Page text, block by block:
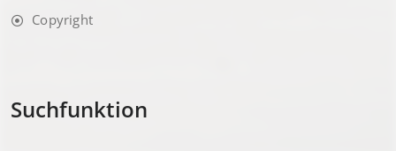
Copyright
Suchfunktion